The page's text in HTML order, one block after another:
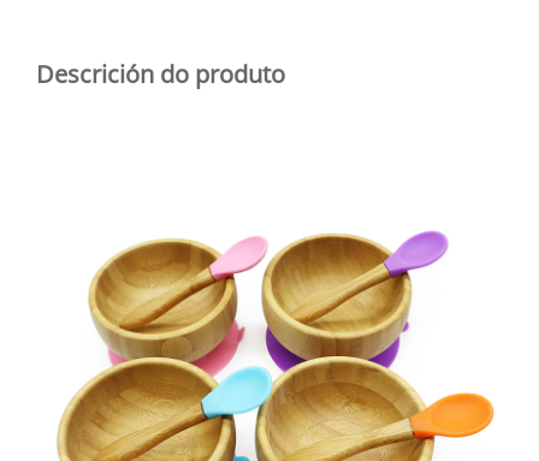
Descrición do produto